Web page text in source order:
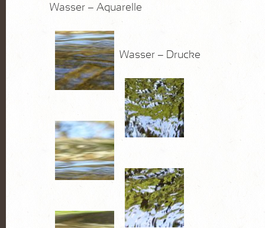
Wasser – Aquarelle
Wasser – Drucke